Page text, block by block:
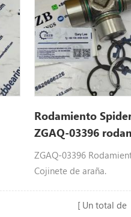
Rodamiento
ZGAQ-03396
ZGAQ-03396
Cojinete de araña.
Un total de